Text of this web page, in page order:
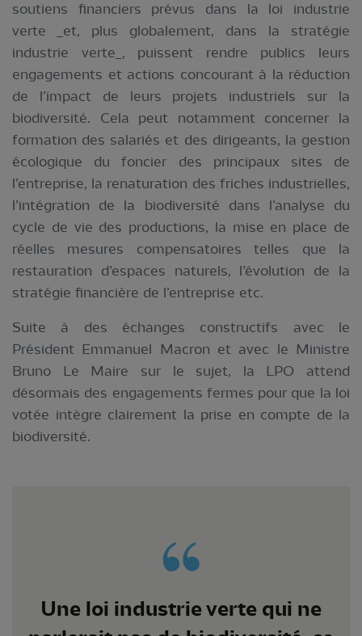
soutiens financiers prévus dans la loi industrie
verte _et, plus globalement, dans la stratégie
industrie verte_, puissent rendre publics leurs
engagements et actions concourant à la réduction
de l’impact de leurs projets industriels sur la
biodiversité. Cela peut notamment concerner la
formation des salariés et des dirigeants, la gestion
écologique du foncier des principaux sites de
l’entreprise, la renaturation des friches industrielles,
l’intégration de la biodiversité dans l’analyse du
cycle de vie des productions, la mise en place de
réelles mesures compensatoires telles que la
restauration d’espaces naturels, l’évolution de la
stratégie financière de l’entreprise etc.
Suite à des échanges constructifs avec le
Président Emmanuel Macron et avec le Ministre
Bruno Le Maire sur le sujet, la LPO attend
désormais des engagements fermes pour que la loi
votée intègre clairement la prise en compte de la
biodiversité.
Une loi industrie verte qui ne